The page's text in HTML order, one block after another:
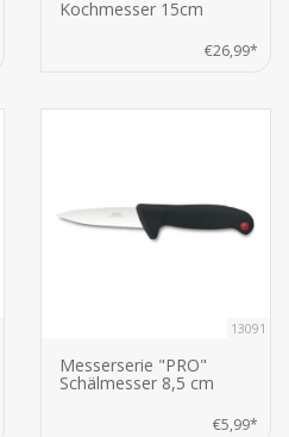
Kochmesser 15cm
€26,99*
13091
Messerserie "PRO"
Schälmesser 8,5 cm
€5,99*